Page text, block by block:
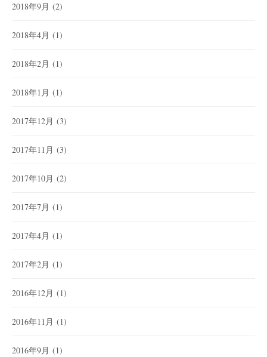
2018年9月 (2)
2018年4月 (1)
2018年2月 (1)
2018年1月 (1)
2017年12月 (3)
2017年11月 (3)
2017年10月 (2)
2017年7月 (1)
2017年4月 (1)
2017年2月 (1)
2016年12月 (1)
2016年11月 (1)
2016年9月 (1)